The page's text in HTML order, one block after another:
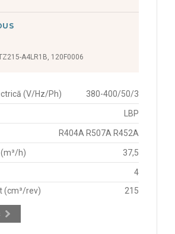
A4LR1B, 120F0006
(V/Hz/Ph) 380-400/50/3
LBP
R404A R507A R452A
h) 37,5
4
(cm³/rev)
215